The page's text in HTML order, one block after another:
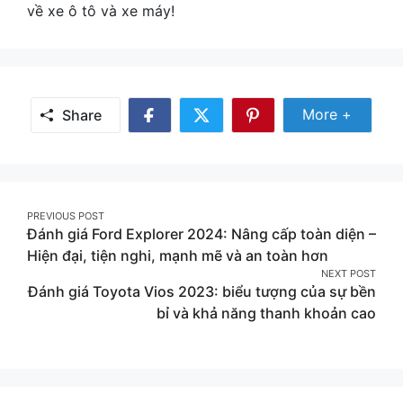
về xe ô tô và xe máy!
Share
Share
Share
Share
More +
Post
navigation
PREVIOUS POST
Đánh giá Ford Explorer 2024: Nâng cấp toàn diện –
Hiện đại, tiện nghi, mạnh mẽ và an toàn hơn
NEXT POST
Đánh giá Toyota Vios 2023: biểu tượng của sự bền
bỉ và khả năng thanh khoản cao